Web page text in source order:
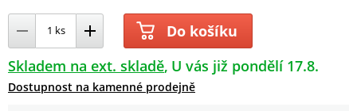
Do košíku
Skladem na ext. skladě U vás již pondělí 17.8.
Dostupnost na kamenné prodejně